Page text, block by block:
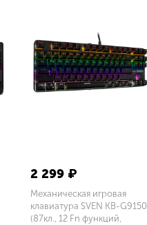
2 299 ₽
Механическая игровая
клавиатура SVEN KB-G9150
(87кл., 12 Fn функций,